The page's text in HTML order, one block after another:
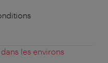
les environs